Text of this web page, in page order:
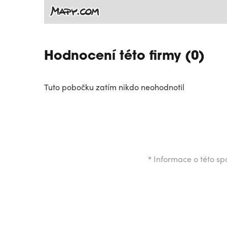
Hodnocení této firmy (0)
Tuto pobočku zatím nikdo neohodnotil
* Informace o této